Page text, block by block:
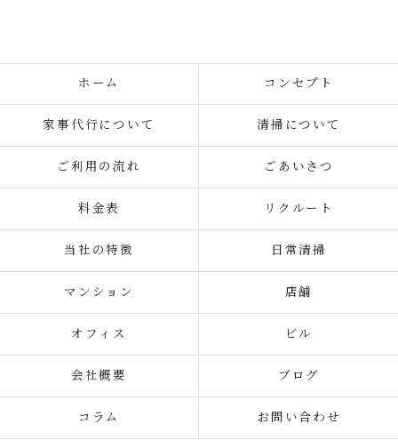
ホーム コンセプト
家事代行について 清掃について
ご利用の流れ ごあいさつ
料金表 リクルート
当社の特徴 日常清掃
マンション 店舗
オフィス ビル
会社概要 ブログ
コラム お問い合わせ